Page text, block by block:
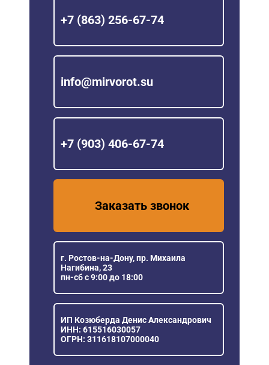
+7 (863) 256-67-74
info@mirvorot.su
+7 (903) 406-67-74
Заказать звонок
г. Ростов-на-Дону, пр. Михаила
Нагибина, 23
пн-сб с 9:00 до 18:00
ИП Козюберда Денис Александрович
ИНН: 615516030057
ОГРН: 311618107000040